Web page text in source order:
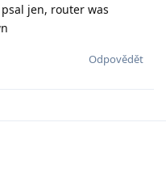
jen, router was
Odpovědět